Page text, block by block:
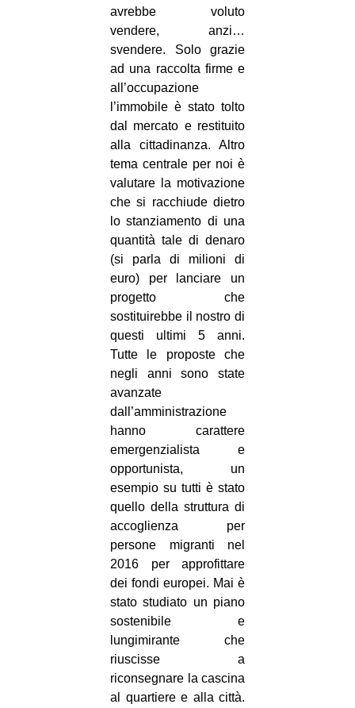
avrebbe voluto
vendere, anzi…
svendere. Solo grazie
ad una raccolta firme e
all’occupazione
l’immobile è stato tolto
dal mercato e restituito
alla cittadinanza. Altro
tema centrale per noi è
valutare la motivazione
che si racchiude dietro
lo stanziamento di una
quantità tale di denaro
(si parla di milioni di
euro) per lanciare un
progetto che
sostituirebbe il nostro di
questi ultimi 5 anni.
Tutte le proposte che
negli anni sono state
avanzate
dall’amministrazione
hanno carattere
emergenzialista e
opportunista, un
esempio su tutti è stato
quello della struttura di
accoglienza per
persone migranti nel
2016 per approfittare
dei fondi europei. Mai è
stato studiato un piano
sostenibile e
lungimirante che
riuscisse a
riconsegnare la cascina
al quartiere e alla città.